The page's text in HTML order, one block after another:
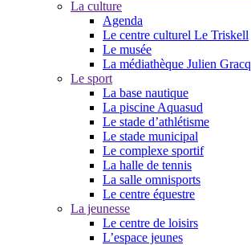
La culture
Agenda
Le centre culturel Le Triskell
Le musée
La médiathèque Julien Gracq
Le sport
La base nautique
La piscine Aquasud
Le stade d’athlétisme
Le stade municipal
Le complexe sportif
La halle de tennis
La salle omnisports
Le centre équestre
La jeunesse
Le centre de loisirs
L’espace jeunes